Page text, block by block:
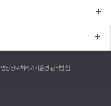
영상정보처리기기운영·관리방침